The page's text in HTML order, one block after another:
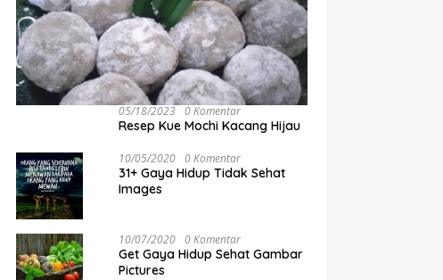
05/18/2023 0 Komentar
Resep Kue Mochi Kacang Hijau
10/05/2020 0 Komentar
31+ Gaya Hidup Tidak Sehat
Images
10/07/2020 0 Komentar
Get Gaya Hidup Sehat Gambar
Pictures